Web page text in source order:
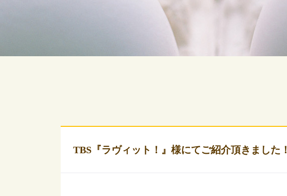
TBS『ラヴィット！』様にてご紹介頂きました！